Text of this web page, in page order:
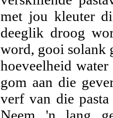
met jou kleuter
deeglik droog
word, gooi solank
hoeveelheid
gom aan die
verf van die